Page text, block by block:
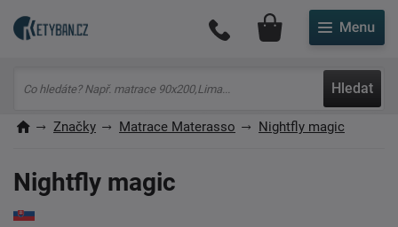
Hledat
Můj účet
Značky Matrace Materasso Nightfly magic
Nightfly magic